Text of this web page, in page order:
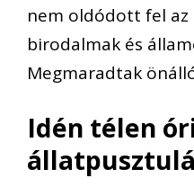
nem oldódott fel az
birodalmak és
Megmaradtak
Idén télen